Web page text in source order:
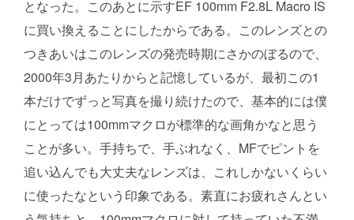
となった。このあとに示すEF 100mm F2.8L Macro IS
に買い換えることにしたからである。このレンズとの
つきあいはこのレンズの発売時期にさかのぼるので、
2000年3月あたりからと記憶しているが、最初この1
本だけでずっと写真を撮り続けたので、基本的には僕
にとっては100mmマクロが標準的な画角かなと思う
ことが多い。手持ちで、手ぶれなく、MFでピントを
追い込んでも大丈夫なレンズは、これしかないくらい
に使ったなという印象である。素直にお疲れさんとい